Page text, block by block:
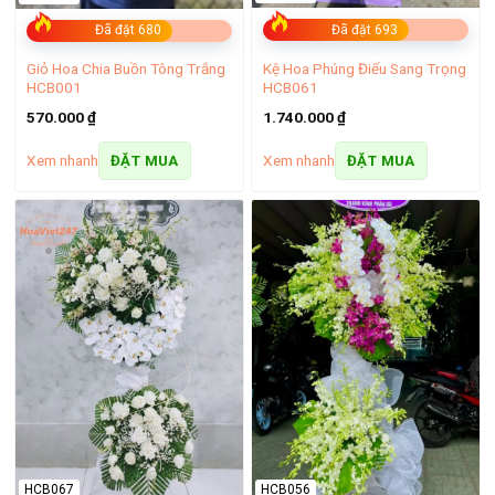
– Xem thêm:
Shop hoa tươi Tiền Giang – Giao hoa nhanh chóng tận
nơi
Shop hoa tươi Vĩnh Long – giao hàng nhanh uy tín chất
Shop hoa tươi Trà Vinh – Dịch vụ điện hoa đa dạng, giá
rẻ
Đã đặt 680
Giỏ Hoa Chia Buồn Tông Trắng
HCB001
570.000₫
Xem nhanh ĐẶT MUA
Đã đặt 693
Kệ Hoa Phúng Điếu Sang Trọng
HCB061
1.740.000₫
Xem nhanh ĐẶT MUA
HCB067 HCB056